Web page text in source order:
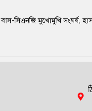
বাস-সিএনজি মুখোমুখি সংঘর্ষ,